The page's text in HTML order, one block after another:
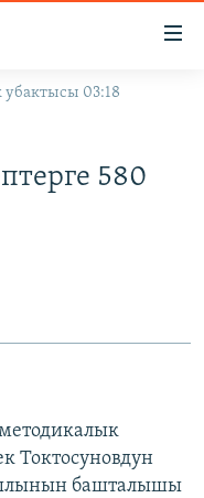
03:18
580
Токтосуновдун
башталышы